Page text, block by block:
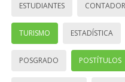
ESTUDIANTES
TURISMO ESTADÍSTICA
POSGRADO POSTÍTULOS